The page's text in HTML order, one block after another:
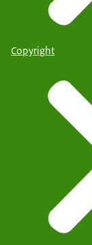
Copyright